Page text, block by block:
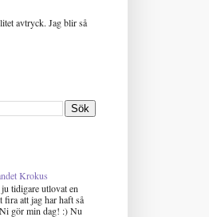
avtryck. Jag blir så
Krokus
tidigare utlovat en
att jag har haft så
gör min dag! :) Nu